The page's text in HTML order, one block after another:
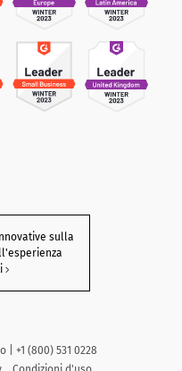
sulla
+1 (800) 531 0228